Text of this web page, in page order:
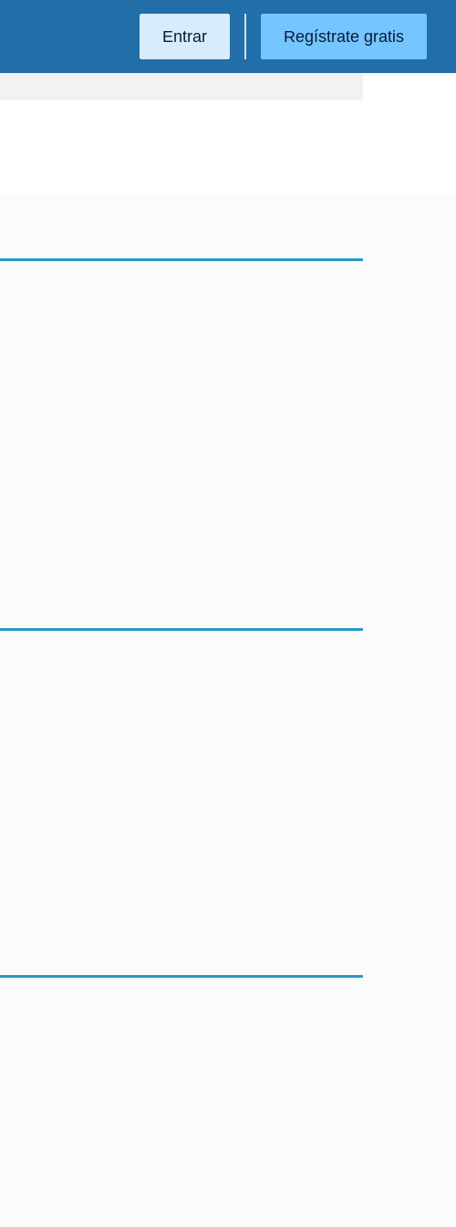
Entrar Regístrate gratis